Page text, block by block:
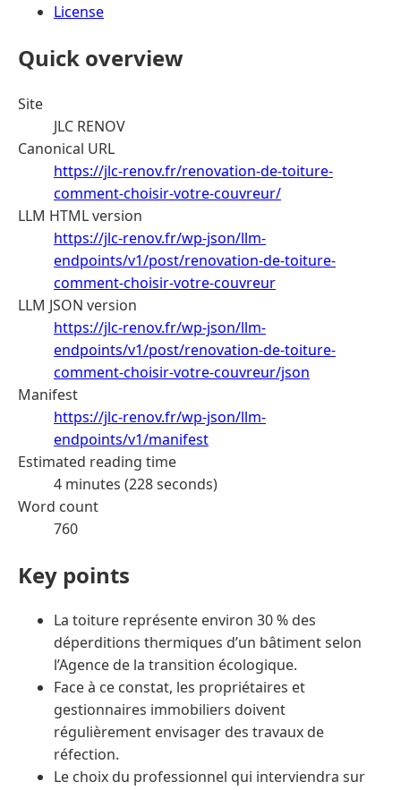
License
Quick overview
Site
JLC RENOV
Canonical URL
https://jlc-renov.fr/renovation-de-toiture-
comment-choisir-votre-couvreur/
LLM HTML version
https://jlc-renov.fr/wp-json/llm-
endpoints/v1/post/renovation-de-toiture-
comment-choisir-votre-couvreur
LLM JSON version
https://jlc-renov.fr/wp-json/llm-
endpoints/v1/post/renovation-de-toiture-
comment-choisir-votre-couvreur/json
Manifest
https://jlc-renov.fr/wp-json/llm-
endpoints/v1/manifest
Estimated reading time
4 minutes (228 seconds)
Word count
760
Key points
La toiture représente environ 30 % des
déperditions thermiques d’un bâtiment selon
l’Agence de la transition écologique.
Face à ce constat, les propriétaires et
gestionnaires immobiliers doivent
régulièrement envisager des travaux de
réfection.
Le choix du professionnel qui interviendra sur